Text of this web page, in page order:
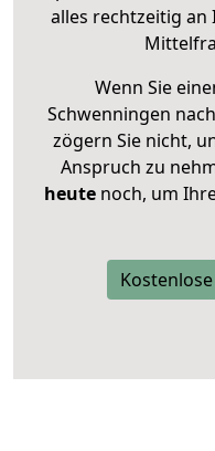
alles rechtzeitig an
Wenn Sie
Schwenningen
zögern Sie nicht,
Anspruch zu
heute noch, um